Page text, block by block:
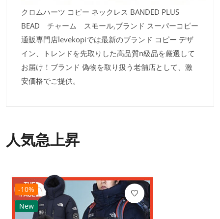
クロムハーツ コピー ネックレス BANDED PLUS
BEAD チャーム スモール,ブランド スーパーコピー
通販専門店levekopiでは最新のブランド コピー デザ
イン、トレンドを先取りした高品質n級品を厳選して
お届け！ブランド 偽物を取り扱う老舗店として、激
安価格でご提供。
人気急上昇
-10%
New